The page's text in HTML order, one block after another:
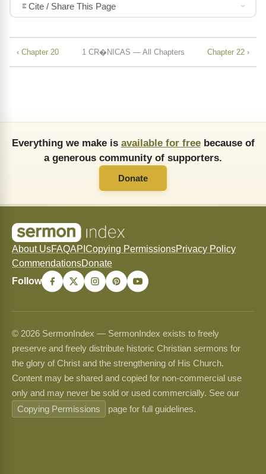
Cite / Share This Page
‹ Chapter 20 1 CR�NICAS — All Chapters Chapter 22 ›
Everything we make is available for freebecause of
a generous community of supporters.
Donate
About UsFAQAPI Copying PermissionsPrivacy Policy
CommendationsDonate
Follow
© 2026 SermonIndex — SermonIndex exists to freely
preserve and freely distribute historic Christian sermons for
the glory of Christ and the strengthening of His Church.
Content may be shared and copied for non-commercial use
only and may never be sold or used commercially. See our
Copying Permissions
page for full guidelines.